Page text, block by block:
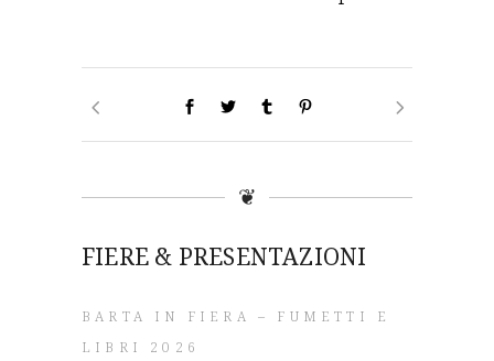
❦
FIERE & PRESENTAZIONI
BARTA IN FIERA – FUMETTI E
LIBRI 2026